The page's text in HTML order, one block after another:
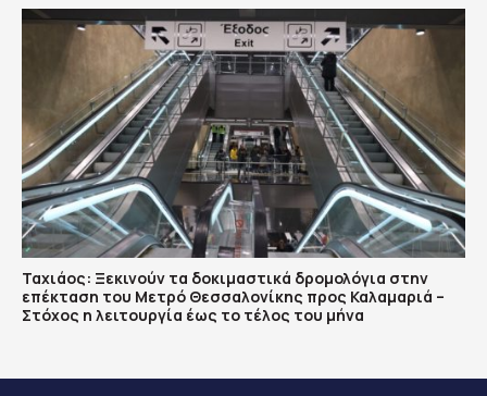
Ταχιάος: Ξεκινούν τα δοκιμαστικά δρομολόγια στην
επέκταση του Μετρό Θεσσαλονίκης προς Καλαμαριά –
Στόχος η λειτουργία έως το τέλος του μήνα